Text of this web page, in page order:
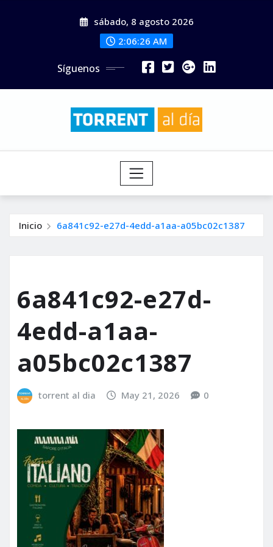
sábado, 8 agosto 2026
2:06:27 AM
Síguenos
Inicio 6a841c92-e27d-4edd-a1aa-a05bc02c1387
6a841c92-e27d-
4edd-a1aa-
a05bc02c1387
torrent al dia May 21, 2026 0